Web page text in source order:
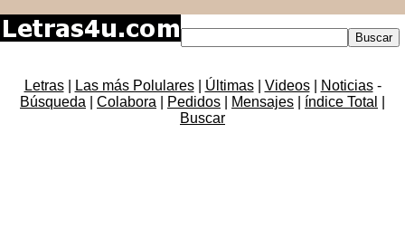
Letras| Las más Polulares| Últimas| Videos| Noticias-
Búsqueda
Colabora Pedidos Mensajes índice Total
Buscar